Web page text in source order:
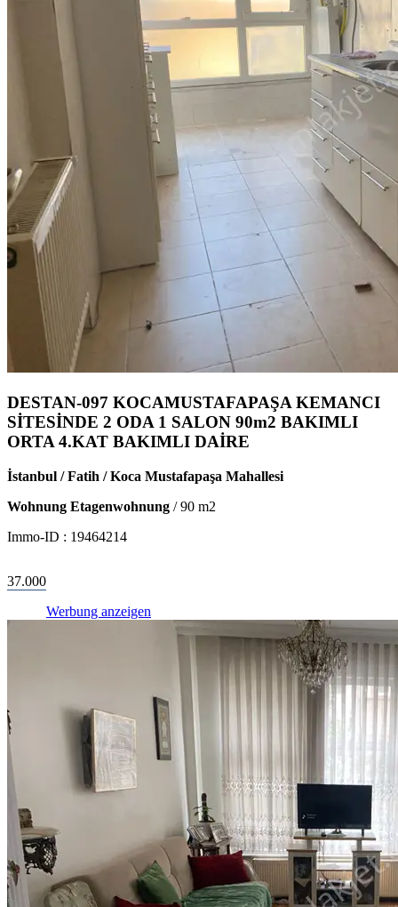
DESTAN-097 KOCAMUSTAFAPAŞA KEMANCI
SİTESİNDE 2 ODA 1 SALON 90m2 BAKIMLI
ORTA 4.KAT BAKIMLI DAİRE
İstanbul / Fatih / Koca Mustafapaşa Mahallesi
Wohnung Etagenwohnung /90 m2
Immo-ID : 19464214
37.000
Werbung anzeigen